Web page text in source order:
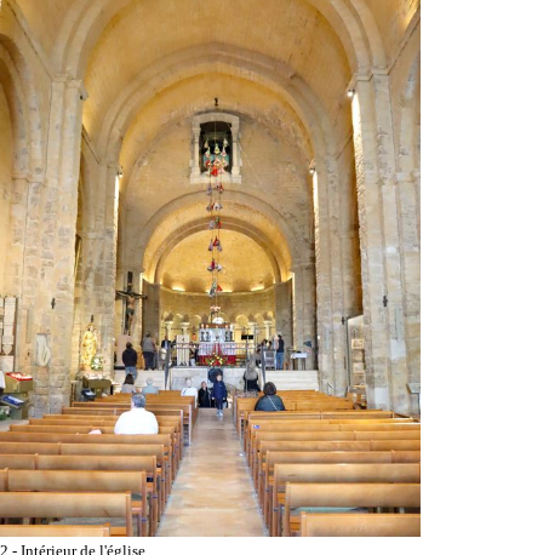
2 - Intérieur de l'église